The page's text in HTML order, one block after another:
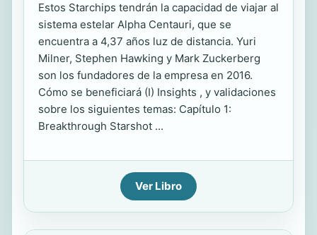
Estos Starchips tendrán la capacidad de viajar al
sistema estelar Alpha Centauri, que se
encuentra a 4,37 años luz de distancia. Yuri
Milner, Stephen Hawking y Mark Zuckerberg
son los fundadores de la empresa en 2016.
Cómo se beneficiará (I) Insights , y validaciones
sobre los siguientes temas: Capítulo 1:
Breakthrough Starshot ...
Ver Libro